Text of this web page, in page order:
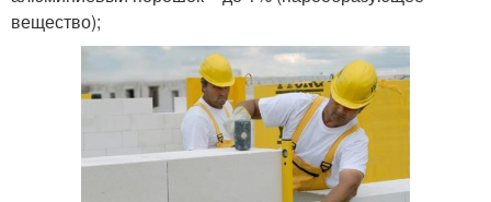
вещество);